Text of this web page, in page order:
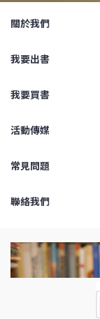
關於我們
我要出書
我要買書
活動傳媒
常見問題
聯絡我們